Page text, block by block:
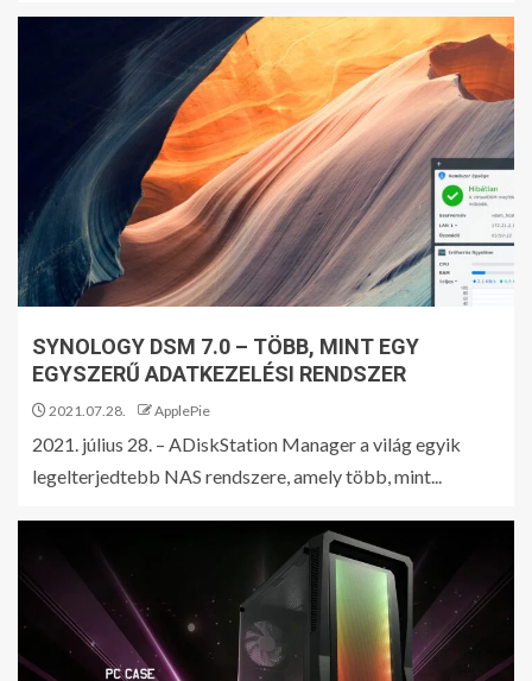
SYNOLOGY DSM 7.0 – TÖBB, MINT EGY
EGYSZERŰ ADATKEZELÉSI RENDSZER
2021.07.28. ApplePie
2021. július 28. – ADiskStation Manager a világ egyik
legelterjedtebb NAS rendszere, amely több, mint...